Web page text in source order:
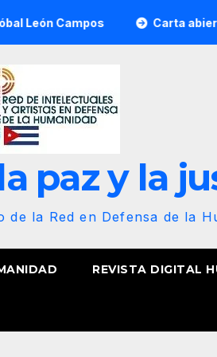
Carta abierta al pueblo
paz y la
la Red en Defensa de la
REVISTA DIGITAL